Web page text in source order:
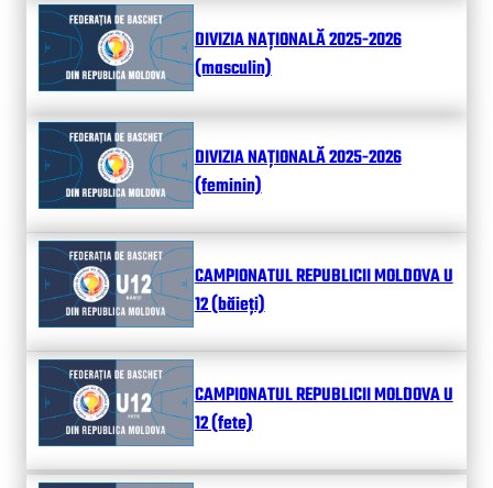
DIVIZIA NAȚIONALĂ 2025-2026
(masculin)
DIVIZIA NAȚIONALĂ 2025-2026
(feminin)
CAMPIONATUL REPUBLICII MOLDOVA U
12 (băieți)
CAMPIONATUL REPUBLICII MOLDOVA U
12 (fete)